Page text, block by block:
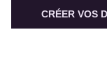
CRÉER VOS